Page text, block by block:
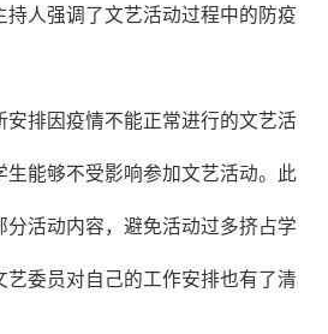
持人强调了文艺活动过程中的防疫
安排因疫情不能正常进行的文艺活
生能够不受影响参加文艺活动。此
分活动内容，避免活动过多挤占学
艺委员对自己的工作安排也有了清